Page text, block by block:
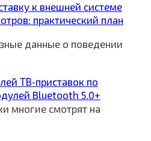
к внешней системе
практический план
данные о поведении
ТВ‑приставок по
Bluetooth 5.0+
многие смотрят на